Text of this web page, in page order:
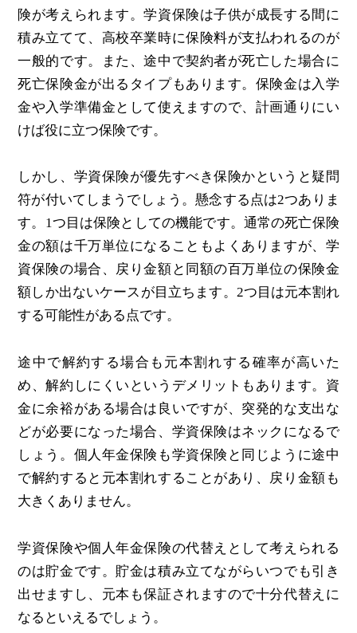
険が考えられます。学資保険は子供が成長する間に
積み立てて、高校卒業時に保険料が支払われるのが
一般的です。また、途中で契約者が死亡した場合に
死亡保険金が出るタイプもあります。保険金は入学
金や入学準備金として使えますので、計画通りにい
けば役に立つ保険です。
しかし、学資保険が優先すべき保険かというと疑問
符が付いてしまうでしょう。懸念する点は2つありま
す。1つ目は保険としての機能です。通常の死亡保険
金の額は千万単位になることもよくありますが、学
資保険の場合、戻り金額と同額の百万単位の保険金
額しか出ないケースが目立ちます。2つ目は元本割れ
する可能性がある点です。
途中で解約する場合も元本割れする確率が高いた
め、解約しにくいというデメリットもあります。資
金に余裕がある場合は良いですが、突発的な支出な
どが必要になった場合、学資保険はネックになるで
しょう。個人年金保険も学資保険と同じように途中
で解約すると元本割れすることがあり、戻り金額も
大きくありません。
学資保険や個人年金保険の代替えとして考えられる
のは貯金です。貯金は積み立てながらいつでも引き
出せますし、元本も保証されますので十分代替えに
なるといえるでしょう。